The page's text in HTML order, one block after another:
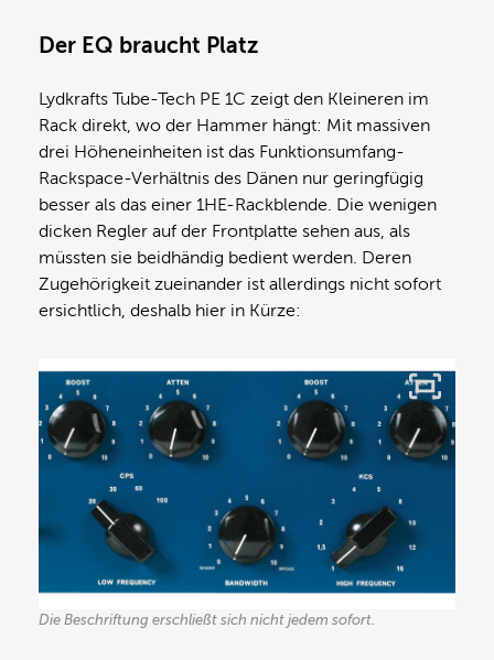
Der EQ braucht Platz
Lydkrafts Tube-Tech PE 1C zeigt den Kleineren im
Rack direkt, wo der Hammer hängt: Mit massiven
drei Höheneinheiten ist das Funktionsumfang-
Rackspace-Verhältnis des Dänen nur geringfügig
besser als das einer 1HE-Rackblende. Die wenigen
dicken Regler auf der Frontplatte sehen aus, als
müssten sie beidhändig bedient werden. Deren
Zugehörigkeit zueinander ist allerdings nicht sofort
ersichtlich, deshalb hier in Kürze:
Die Beschriftung erschließt sich nicht jedem sofort.